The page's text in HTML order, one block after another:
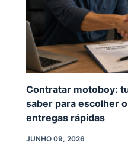
Contratar motoboy:
saber para escolher
entregas rápidas
JUNHO 09, 2026